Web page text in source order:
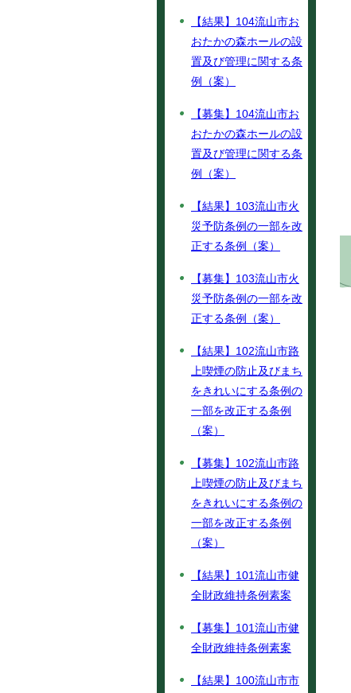
【結果】104流山市お
おたかの森ホールの設
置及び管理に関する条
例（案）
【募集】104流山市お
おたかの森ホールの設
置及び管理に関する条
例（案）
【結果】103流山市火
災予防条例の一部を改
正する条例（案）
【募集】103流山市火
災予防条例の一部を改
正する条例（案）
【結果】102流山市路
上喫煙の防止及びまち
をきれいにする条例の
一部を改正する条例
（案）
【募集】102流山市路
上喫煙の防止及びまち
をきれいにする条例の
一部を改正する条例
（案）
【結果】101流山市健
全財政維持条例素案
【募集】101流山市健
全財政維持条例素案
【結果】100流山市市